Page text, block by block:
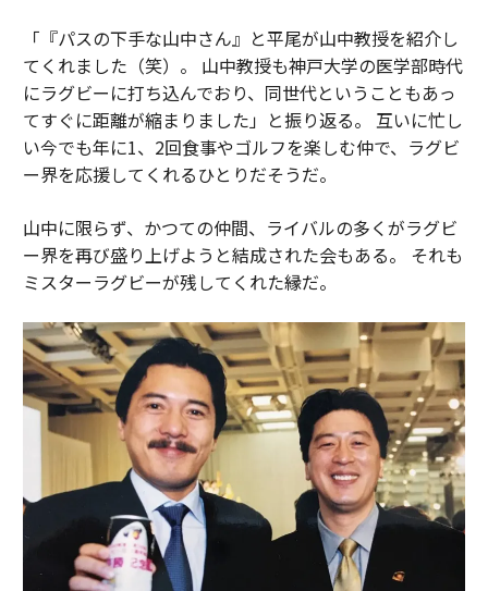
「『パスの下手な山中さん』と平尾が山中教授を紹介し
てくれました（笑）。 山中教授も神戸大学の医学部時代
にラグビーに打ち込んでおり、同世代ということもあっ
てすぐに距離が縮まりました」と振り返る。 互いに忙し
い今でも年に1、2回食事やゴルフを楽しむ仲で、ラグビ
ー界を応援してくれるひとりだそうだ。
山中に限らず、かつての仲間、ライバルの多くがラグビ
ー界を再び盛り上げようと結成された会もある。 それも
ミスターラグビーが残してくれた縁だ。